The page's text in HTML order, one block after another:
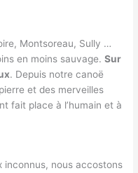
Montsoreau, Sully …
en moins sauvage.Sur
. Depuis notre canoë
et des merveilles
fait place à l’humain et à
inconnus, nous accostons